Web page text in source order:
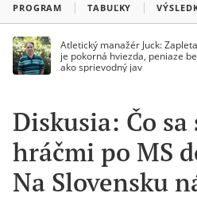
PROGRAM TABUĽKY
Atletický manažér Juck:
je pokorná hviezda, peniaze
ako sprievodný jav
Diskusia: Čo sa
hráčmi po MS
Na Slovensku